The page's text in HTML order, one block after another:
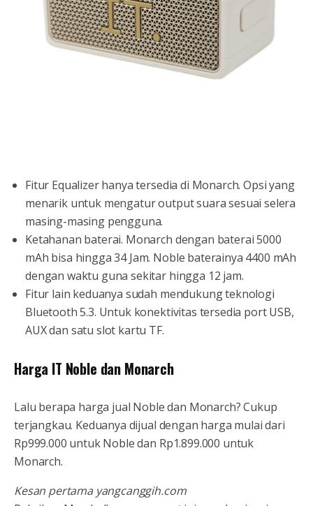
Fitur Equalizer hanya tersedia di Monarch. Opsi yang
menarik untuk mengatur output suara sesuai selera
masing-masing pengguna.
Ketahanan baterai. Monarch dengan baterai 5000
mAh bisa hingga 34 Jam. Noble baterainya 4400 mAh
dengan waktu guna sekitar hingga 12 jam.
Fitur lain keduanya sudah mendukung teknologi
Bluetooth 5.3. Untuk konektivitas tersedia port USB,
AUX dan satu slot kartu TF.
Harga IT Noble dan Monarch
Lalu berapa harga jual Noble dan Monarch? Cukup
terjangkau. Keduanya dijual dengan harga mulai dari
Rp999.000 untuk Noble dan Rp1.899.000 untuk
Monarch.
Kesan pertama yangcanggih.com